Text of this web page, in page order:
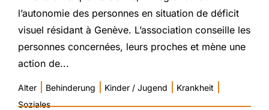
l’autonomie des personnes en situation de déficit
visuel résidant à Genève. L’association conseille les
personnes concernées, leurs proches et mène une
action de...
Alter Behinderung Kinder / Jugend Krankheit
Soziales